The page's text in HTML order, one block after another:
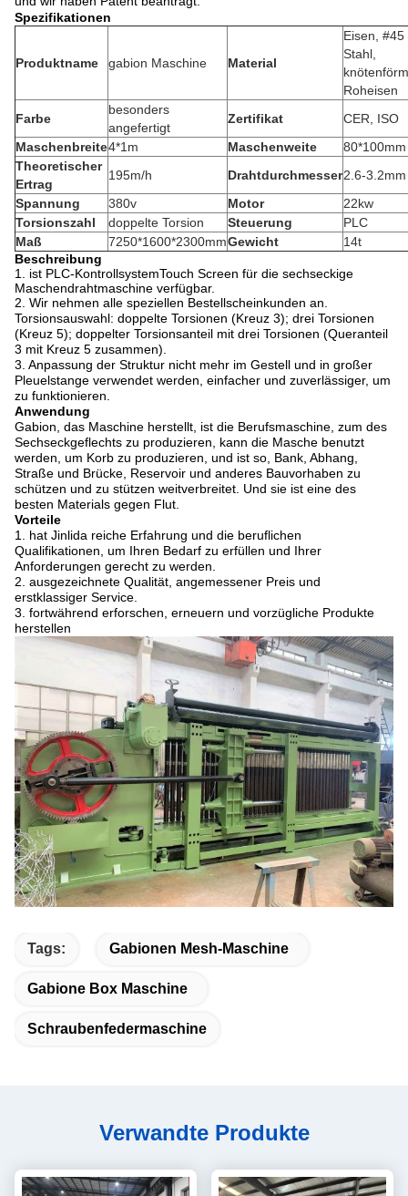
Spezifikationen
Produktname gabion Maschine Material
Eisen, #45
Stahl,
Roheisen
Farbe
besonders
angefertigt
Zertifikat
CER, ISO
Maschenbreite4*1m Maschenweite
80*100mm
Theoretischer
Ertrag
195m/h Drahtdurchmesser2.6-3.2mm
Spannung
380v Motor
22kw
Torsionszahl
doppelte Torsion Steuerung
PLC
Maß
7250*1600*2300mmGewicht
14t
Beschreibung
1. ist PLC-KontrollsystemTouch Screen für die sechseckige
Maschendrahtmaschine verfügbar.
2. Wir nehmen alle speziellen Bestellscheinkunden an.
Torsionsauswahl: doppelte Torsionen (Kreuz 3); drei Torsionen
(Kreuz 5); doppelter Torsionsanteil mit drei Torsionen (Queranteil
3 mit Kreuz 5 zusammen).
3. Anpassung der Struktur nicht mehr im Gestell und in großer
Pleuelstange verwendet werden, einfacher und zuverlässiger, um
zu funktionieren.
Anwendung
Gabion, das Maschine herstellt, ist die Berufsmaschine, zum des
Sechseckgeflechts zu produzieren, kann die Masche benutzt
werden, um Korb zu produzieren, und ist so, Bank, Abhang,
Straße und Brücke, Reservoir und anderes Bauvorhaben zu
schützen und zu stützen weitverbreitet. Und sie ist eine des
besten Materials gegen Flut.
Vorteile
1. hat Jinlida reiche Erfahrung und die beruflichen
Qualifikationen, um Ihren Bedarf zu erfüllen und Ihrer
Anforderungen gerecht zu werden.
2. ausgezeichnete Qualität, angemessener Preis und
erstklassiger Service.
3. fortwährend erforschen, erneuern und vorzügliche Produkte
herstellen
Tags: Gabionen Mesh-Maschine
Gabione Box Maschine
Schraubenfedermaschine
Verwandte Produkte